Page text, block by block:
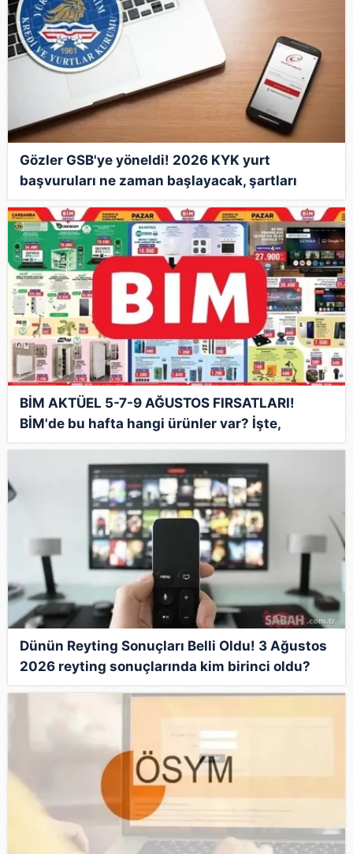
Gözler GSB'ye yöneldi! 2026 KYK yurt
başvuruları ne zaman başlayacak, şartları
neler?
BİM AKTÜEL 5-7-9 AĞUSTOS FIRSATLARI!
BİM'de bu hafta hangi ürünler var? İşte,
haftanın indirimleri
Dünün Reyting Sonuçları Belli Oldu! 3 Ağustos
2026 reyting sonuçlarında kim birinci oldu?
İşte zirvedeki isim...